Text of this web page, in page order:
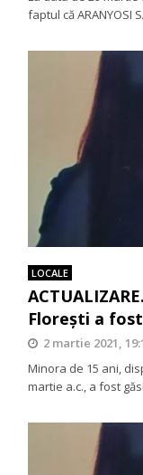
faptul că ARANYOSI
LOCALE
Florești a
2 martie 2021,
Minora de 15 ani,
martie a.c., a fost